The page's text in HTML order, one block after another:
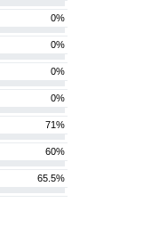
0%
0%
0%
0%
71%
60%
65.5%